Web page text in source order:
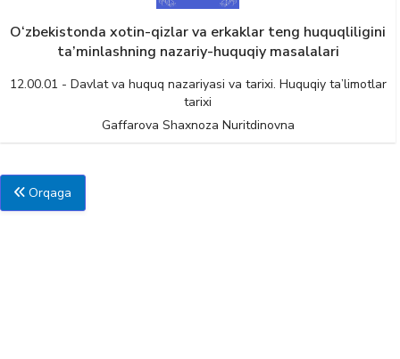
O‘zbekistonda xotin-qizlar va erkaklar teng huquqliligini
ta’minlashning nazariy-huquqiy masalalari
12.00.01 - Davlat va huquq nazariyasi va tarixi. Huquqiy ta’limotlar
tarixi
Gaffarova Shaxnoza Nuritdinovna
Orqaga